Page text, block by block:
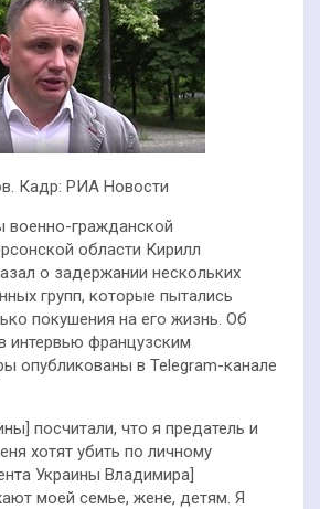
Кадр: РИА Новости
военно-гражданской
области Кирилл
о задержании нескольких
групп, которые пытались
покушения на его жизнь. Об
интервью французским
опубликованы в Telegram-канале
посчитали, что я предатель и
хотят убить по личному
Украины Владимира]
моей семье, жене, детям. Я